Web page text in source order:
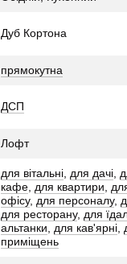
Дуб Кортона
прямокутна
ДСП
Лофт
для вітальні для дачі
кафе для квартири
офісу, для персоналу,
для ресторану, для
альтанки
для кав'ярні
приміщень